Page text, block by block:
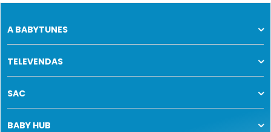
A BABYTUNES
TELEVENDAS
SAC
BABY HUB